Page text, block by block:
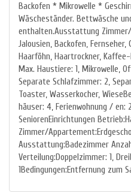
Backofen * Mikrowelle *
Wäscheständer. Bettwäsche
enthalten.Ausstattung
Jalousien, Backofen,
Haarföhn, Haartrockner,
Max. Haustiere: 1, Mikrowelle,
Separate Schlafzimmer: 2,
Toaster, Wasserkocher,
häuser: 4, Ferienwohnung / en:
SeniorenEinrichtungen
Zimmer/
Ausstattung:Badezimmer
Verteilung:Doppelzimmer: 1,
1Bedingungen:Entfernung zum